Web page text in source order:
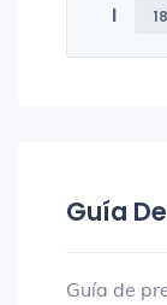
I
Guía
Guía de